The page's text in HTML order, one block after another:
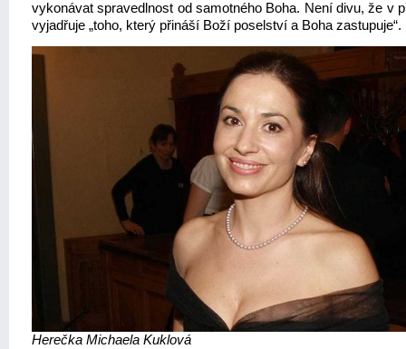
vykonávat spravedlnost od samotného Boha. Není divu, že v
vyjadřuje „toho, který přináší Boží poselství a Boha zastupuje“.
Herečka Michaela Kuklová